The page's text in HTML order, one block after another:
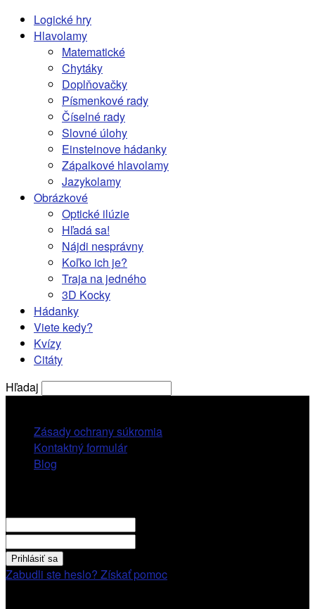
Logické hry
Hlavolamy
Matematické
Chytáky
Doplňovačky
Písmenkové rady
Číselné rady
Slovné úlohy
Einsteinove hádanky
Zápalkové hlavolamy
Jazykolamy
Obrázkové
Optické ilúzie
Hľadá sa!
Nájdi nesprávny
Koľko ich je?
Traja na jedného
3D Kocky
Hádanky
Viete kedy?
Kvízy
Citáty
Hľadaj
Zásady ochrany súkromia
Kontaktný formulár
Blog
Zabudli ste heslo? Získať pomoc